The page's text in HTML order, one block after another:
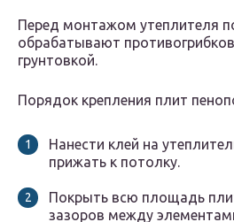
Перед монтажом утеплителя
обрабатывают
грунтовкой.
Порядок крепления плит
Нанести клей на
прижать к потолку.
Покрыть всю площадь
зазоров между